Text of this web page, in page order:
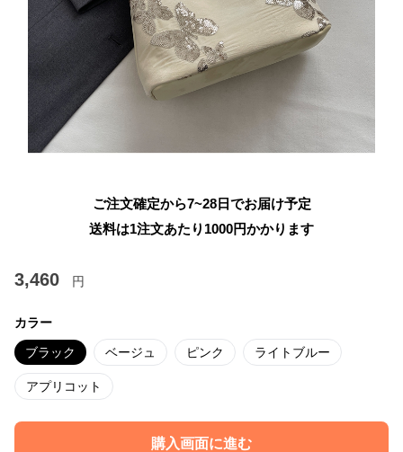
ご注文確定から7~28日でお届け予定
送料は1注文あたり 1000円かかります
3,460 円
カラー
ブラック ベージュ ピンク ライトブルー
アプリコット
購入画面に進む